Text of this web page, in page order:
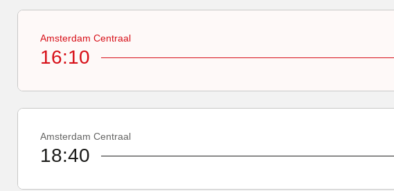
Amsterdam Centraal
16:10
Amsterdam Centraal
18:40